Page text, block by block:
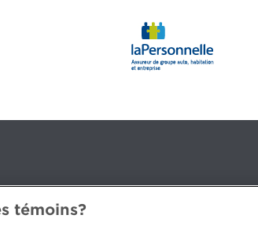
témoins?